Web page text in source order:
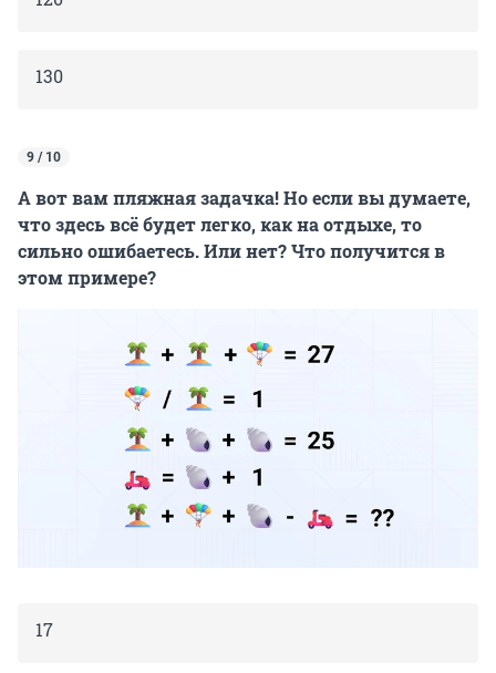
130
9 / 10
А вот вам пляжная задачка! Но если вы думаете,
что здесь всё будет легко, как на отдыхе, то
сильно ошибаетесь. Или нет? Что получится в
этом примере?
17